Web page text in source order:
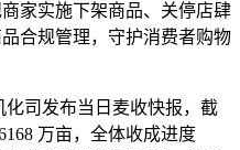
家实施下架商品、关停店肆
合规管理，守护消费者购物
司发布当日麦收快报，截
万亩，全体收成进度